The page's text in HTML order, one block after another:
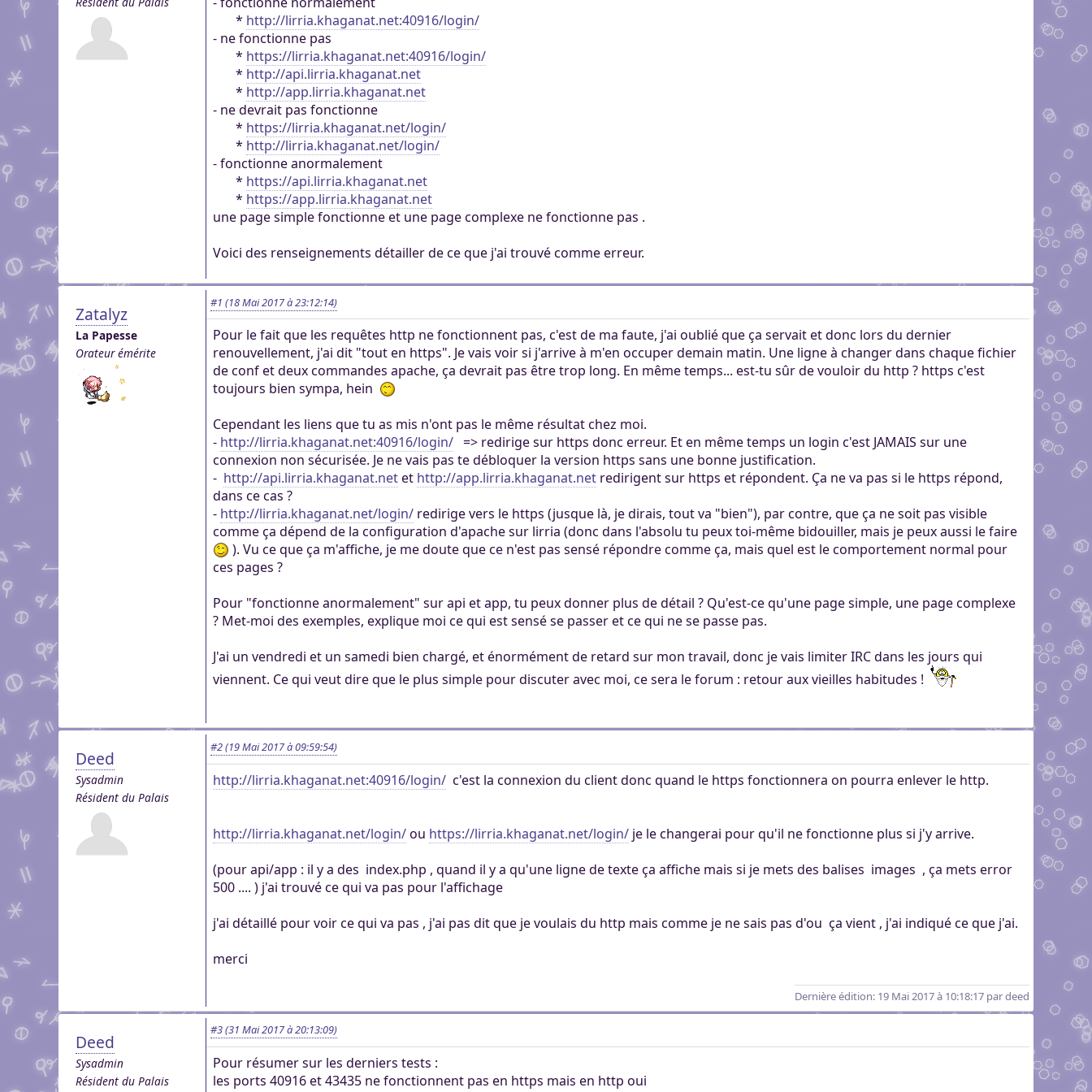
genre pour aider dans certaines tâches.
Pour partager des fichiers. Tout le monde
peut s'inscrire, mais limité à 100Mo par
personne si vous n'êtes pas validé.
Visioconférence
Visioconférence
Salon audio et vidéo, accessible sans
compte, via le navigateur. Allumez vos
micro ! /!\ Ce n'est pas notre outil
principal d'échange, préférez le salon
XMPP.
Boutiques
Brillez aux couleurs de Khaganat
Vous cherchez des goodies avec nos
visuels ? Vous pouvez les retrouver sur
quelques boutiques en ligne, et sur nos
stands.
Aider Khaganat
Notre projet vit grâce aux dons, en
nature, en temps ou en argent.
Découvrez comment nous aider, afin que
nous puissions aller encore plus loin !
* http://lirria.khaganat.net:40916/login/
- ne fonctionne pas
* https://lirria.khaganat.net:40916/login/
* http://api.lirria.khaganat.net
* http://app.lirria.khaganat.net
- ne devrait pas fonctionne
* https://lirria.khaganat.net/login/
* http://lirria.khaganat.net/login/
- fonctionne anormalement
* https://api.lirria.khaganat.net
* https://app.lirria.khaganat.net
une page simple fonctionne et une page complexe ne fonctionne pas .
Voici des renseignements détailler de ce que j'ai trouvé comme erreur.
Zatalyz
La Papesse
Orateur émérite
#1 (18 Mai 2017 à 23:12:14)
Pour le fait que les requêtes http ne fonctionnent pas, c'est de ma faute, j'ai oublié que ça servait et donc lors du dernier
renouvellement, j'ai dit "tout en https". Je vais voir si j'arrive à m'en occuper demain matin. Une ligne à changer dans chaque fichier
de conf et deux commandes apache, ça devrait pas être trop long. En même temps... est-tu sûr de vouloir du http ? https c'est
toujours bien sympa, hein
Cependant les liens que tu as mis n'ont pas le même résultat chez moi.
- http://lirria.khaganat.net:40916/login/=> redirige sur https donc erreur. Et en même temps un login c'est JAMAIS sur une
connexion non sécurisée. Je ne vais pas te débloquer la version https sans une bonne justification.
- http://api.lirria.khaganat.netet http://app.lirria.khaganat.netredirigent sur https et répondent. Ça ne va pas si le https répond,
dans ce cas ?
- http://lirria.khaganat.net/login/redirige vers le https (jusque là, je dirais, tout va "bien"), par contre, que ça ne soit pas visible
comme ça dépend de la configuration d'apache sur lirria (donc dans l'absolu tu peux toi-même bidouiller, mais je peux aussi le faire
). Vu ce que ça m'affiche, je me doute que ce n'est pas sensé répondre comme ça, mais quel est le comportement normal pour
ces pages ?
Pour "fonctionne anormalement" sur api et app, tu peux donner plus de détail ? Qu'est-ce qu'une page simple, une page complexe
? Met-moi des exemples, explique moi ce qui est sensé se passer et ce qui ne se passe pas.
J'ai un vendredi et un samedi bien chargé, et énormément de retard sur mon travail, donc je vais limiter IRC dans les jours qui
viennent. Ce qui veut dire que le plus simple pour discuter avec moi, ce sera le forum : retour aux vieilles habitudes !
Deed
Sysadmin
Résident du Palais
#2(19 Mai 2017 à 09:59:54)
http://lirria.khaganat.net:40916/login/c'est la connexion du client donc quand le https fonctionnera on pourra enlever le http.
http://lirria.khaganat.net/login/ou https://lirria.khaganat.net/login/je le changerai pour qu'il ne fonctionne plus si j'y arrive.
(pour api/app : il y a des index.php , quand il y a qu'une ligne de texte ça affiche mais si je mets des balises images , ça mets error
500 .... ) j'ai trouvé ce qui va pas pour l'affichage
j'ai détaillé pour voir ce qui va pas , j'ai pas dit que je voulais du http mais comme je ne sais pas d'ou ça vient , j'ai indiqué ce que j'ai.
merci
Dernière édition: 19 Mai 2017 à 10:18:17 par deed
Deed
Sysadmin
Résident du Palais
#3(31 Mai 2017 à 20:13:09)
Pour résumer sur les derniers tests :
les ports 40916 et 43435 ne fonctionnent pas en https mais en http oui